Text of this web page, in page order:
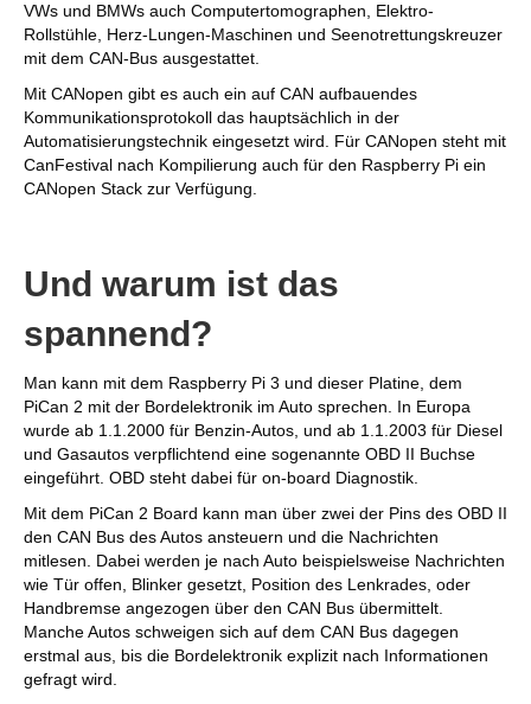
VWs und BMWs auch Computertomographen, Elektro-
Rollstühle, Herz-Lungen-Maschinen und Seenotrettungskreuzer
mit dem CAN-Bus ausgestattet.
Mit CANopen gibt es auch ein auf CAN aufbauendes
Kommunikationsprotokoll das hauptsächlich in der
Automatisierungstechnik eingesetzt wird. Für CANopen steht mit
CanFestival nach Kompilierung auch für den Raspberry Pi ein
CANopen Stack zur Verfügung.
Und warum ist das
spannend?
Man kann mit dem Raspberry Pi 3 und dieser Platine, dem
PiCan 2 mit der Bordelektronik im Auto sprechen. In Europa
wurde ab 1.1.2000 für Benzin-Autos, und ab 1.1.2003 für Diesel
und Gasautos verpflichtend eine sogenannte OBD II Buchse
eingeführt. OBD steht dabei für on-board Diagnostik.
Mit dem PiCan 2 Board kann man über zwei der Pins des OBD II
den CAN Bus des Autos ansteuern und die Nachrichten
mitlesen. Dabei werden je nach Auto beispielsweise Nachrichten
wie Tür offen, Blinker gesetzt, Position des Lenkrades, oder
Handbremse angezogen über den CAN Bus übermittelt.
Manche Autos schweigen sich auf dem CAN Bus dagegen
erstmal aus, bis die Bordelektronik explizit nach Informationen
gefragt wird.